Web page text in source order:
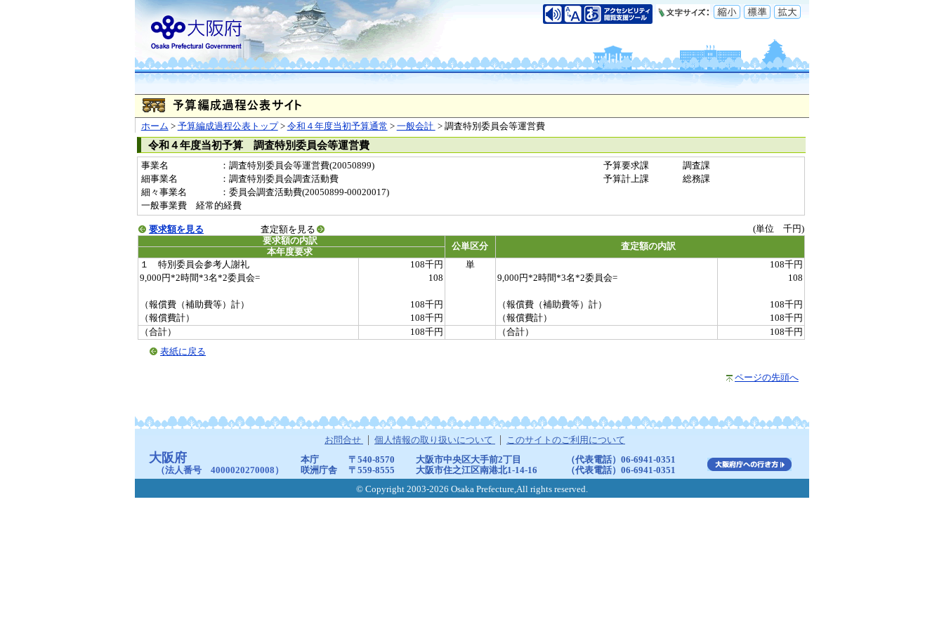
ホーム > 予算編成過程公表トップ> 令和４年度当初予算通常 > 一般会計 > 調査特別委員会等運営費
令和４年度当初予算 調査特別委員会等運営費
事業名 ：調査特別委員会等運営費(20050899) 予算要求課
調査課
細事業名
：調査特別委員会調査活動費 予算計上課
総務課
細々事業名
：委員会調査活動費(20050899-00020017)
一般事業費 経常的経費
要求額を見る 査定額を見る
(単位 千円)
要求額の内訳
公単区分 査定額の内訳
本年度要求
１ 特別委員会参考人謝礼
108千円 単
108千円
9,000円*2時間*3名*2委員会=
108 9,000円*2時間*3名*2委員会= 108
（報償費（補助費等）計） 108千円 （報償費（補助費等）計）
108千円
（報償費計）
108千円 （報償費計）
108千円
（合計）
108千円 （合計）
108千円
表紙に戻る
ページの先頭へ
お問合せ 個人情報の取り扱いについて このサイトのご利用について
大阪府
（法人番号 4000020270008）
本庁 〒540-8570 大阪市中央区大手前2丁目
（代表電話）06-6941-0351
咲洲庁舎
〒559-8555 大阪市住之江区南港北1-14-16
（代表電話）06-6941-0351
© Copyright 2003-2026 Osaka Prefecture,All rights reserved.